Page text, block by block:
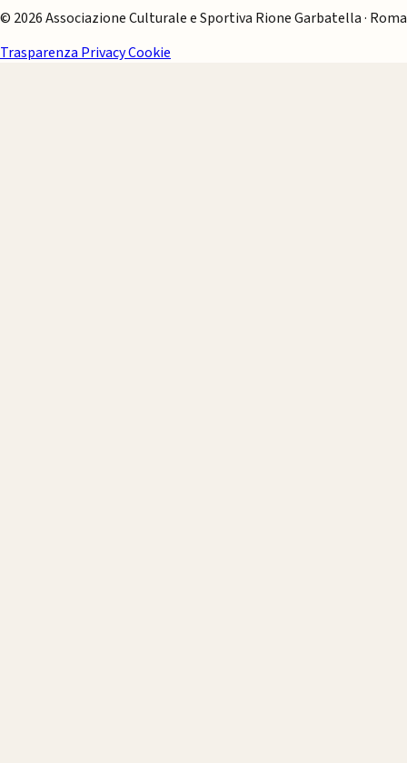
© 2026 Associazione Culturale e Sportiva Rione Garbatella · Roma
TrasparenzaPrivacyCookie